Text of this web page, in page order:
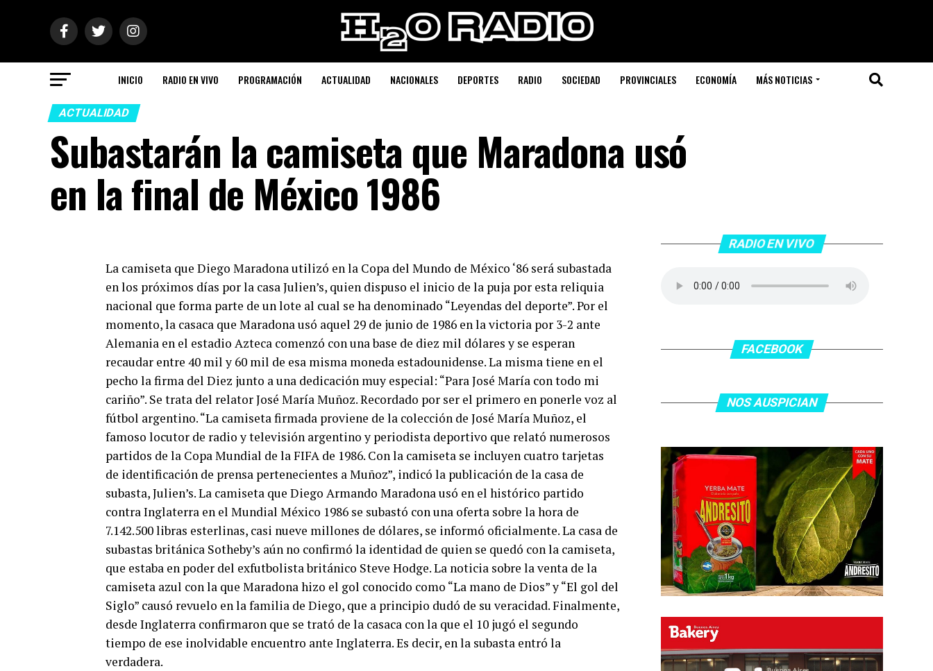
INICIO RADIO EN VIVO PROGRAMACIÓN ACTUALIDAD NACIONALES DEPORTES RADIO SOCIEDAD PROVINCIALES ECONOMÍA MÁS NOTICIAS
ACTUALIDAD
Subastarán la camiseta que Maradona usó
en la final de México 1986
La camiseta que Diego Maradona utilizó en la Copa del Mundo de México ‘86 será subastada
en los próximos días por la casa Julien’s, quien dispuso el inicio de la puja por esta reliquia
nacional que forma parte de un lote al cual se ha denominado “Leyendas del deporte”. Por el
momento, la casaca que Maradona usó aquel 29 de junio de 1986 en la victoria por 3-2 ante
Alemania en el estadio Azteca comenzó con una base de diez mil dólares y se esperan
recaudar entre 40 mil y 60 mil de esa misma moneda estadounidense. La misma tiene en el
pecho la firma del Diez junto a una dedicación muy especial: “Para José María con todo mi
cariño”. Se trata del relator José María Muñoz. Recordado por ser el primero en ponerle voz al
fútbol argentino. “La camiseta firmada proviene de la colección de José María Muñoz, el
famoso locutor de radio y televisión argentino y periodista deportivo que relató numerosos
partidos de la Copa Mundial de la FIFA de 1986. Con la camiseta se incluyen cuatro tarjetas
de identificación de prensa pertenecientes a Muñoz”, indicó la publicación de la casa de
subasta, Julien’s. La camiseta que Diego Armando Maradona usó en el histórico partido
contra Inglaterra en el Mundial México 1986 se subastó con una oferta sobre la hora de
7.142.500 libras esterlinas, casi nueve millones de dólares, se informó oficialmente. La casa de
subastas británica Sotheby’s aún no confirmó la identidad de quien se quedó con la camiseta,
que estaba en poder del exfutbolista británico Steve Hodge. La noticia sobre la venta de la
camiseta azul con la que Maradona hizo el gol conocido como “La mano de Dios” y “El gol del
Siglo” causó revuelo en la familia de Diego, que a principio dudó de su veracidad. Finalmente,
desde Inglaterra confirmaron que se trató de la casaca con la que el 10 jugó el segundo
tiempo de ese inolvidable encuentro ante Inglaterra. Es decir, en la subasta entró la
verdadera.
RADIO EN VIVO
FACEBOOK
NOS AUSPICIAN